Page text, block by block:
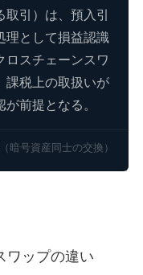
引）は、預入引
理として損益認識
ロスチェーンスワ
課税上の取扱いが
前提となる。
暗号資産同士の交換）
ワップの違い